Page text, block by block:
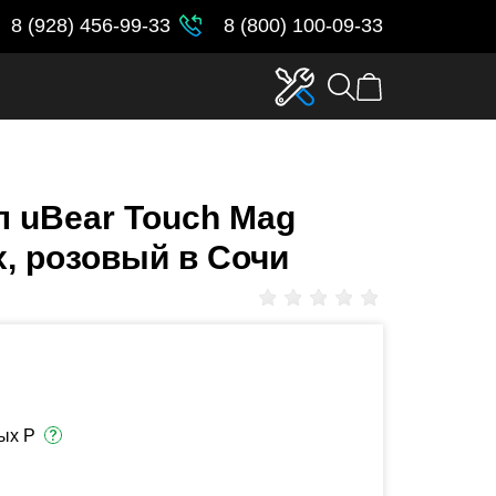
8 (928) 456-99-33 8 (800) 100-09-33
uBear Touch Mag
розовый в Сочи
Р